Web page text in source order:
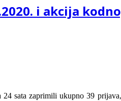
i akcija
sata zaprimili ukupno 39